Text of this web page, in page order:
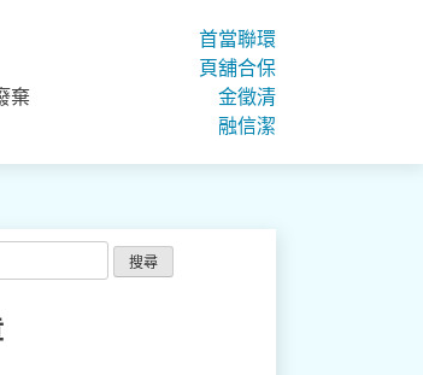
棄
首
頁
當
舖
金
融
聯
合
徵
信
環
保
清
潔